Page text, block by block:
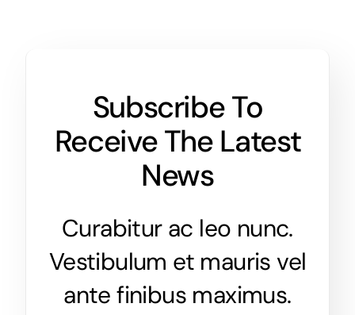
Subscribe To
Receive The Latest
News
Curabitur ac leo nunc.
Vestibulum et mauris vel
ante finibus maximus.